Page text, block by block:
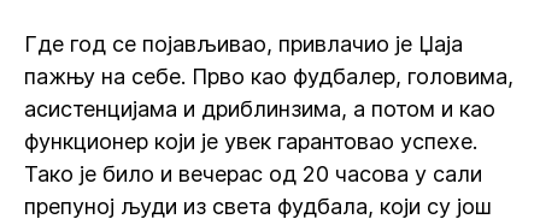
Где год се појављивао, привлачио је Џаја
пажњу на себе. Прво као фудбалер, головима,
асистенцијама и дриблинзима, а потом и као
функционер који је увек гарантовао успехе.
Тако је било и вечерас од 20 часова у сали
препуној људи из света фудбала, који су још